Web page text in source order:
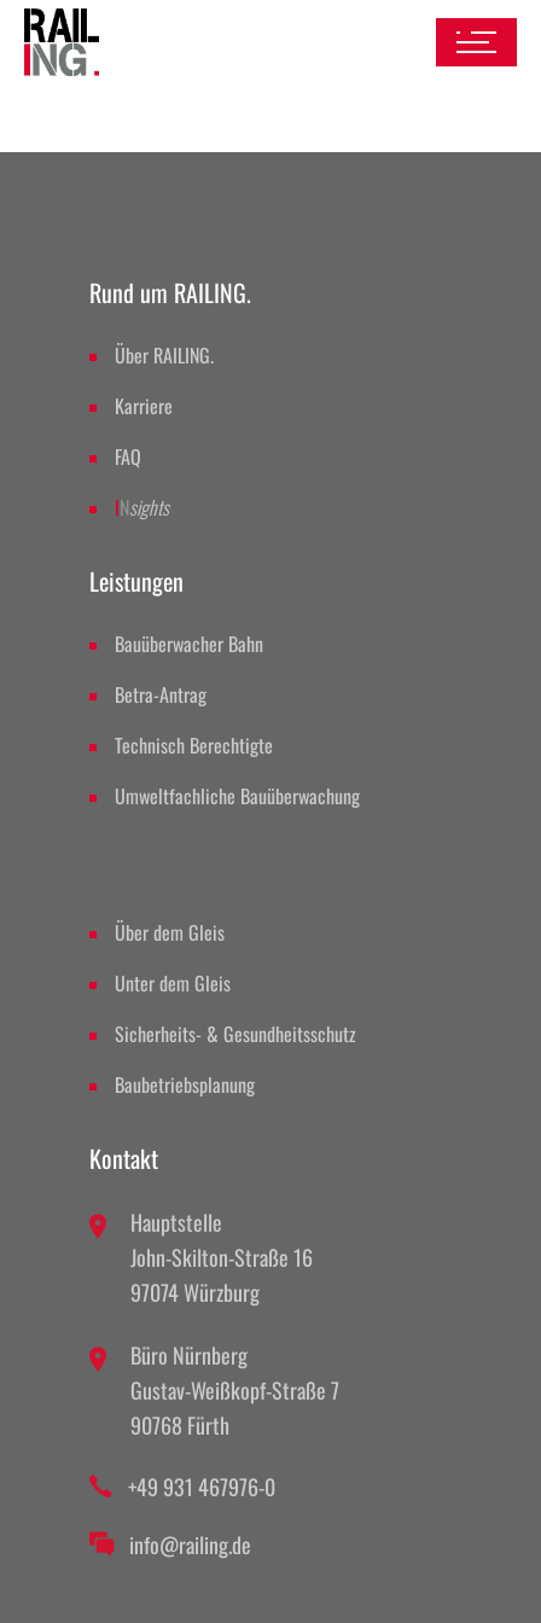
Rund um RAILING.
Über RAILING.
Karriere
FAQ
INsights
Leistungen
Bauüberwacher Bahn
Betra-Antrag
Technisch Berechtigte
Umweltfachliche Bauüberwachung
Über dem Gleis
Unter dem Gleis
Sicherheits- & Gesundheitsschutz
Baubetriebsplanung
Kontakt
Hauptstelle
John-Skilton-Straße 16
97074 Würzburg
Büro Nürnberg
Gustav-Weißkopf-Straße 7
90768 Fürth
+49 931 467976-0
info@railing.de